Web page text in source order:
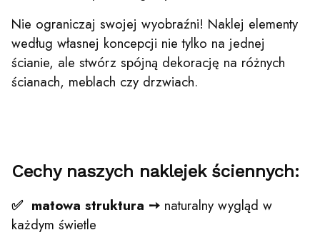
Nie ograniczaj swojej wyobraźni! Naklej elementy
według własnej koncepcji nie tylko na jednej
ścianie, ale stwórz spójną dekorację na różnych
ścianach, meblach czy drzwiach.
Cechy naszych naklejek ściennych:
✅ matowa struktura ➙ naturalny wygląd w
każdym świetle